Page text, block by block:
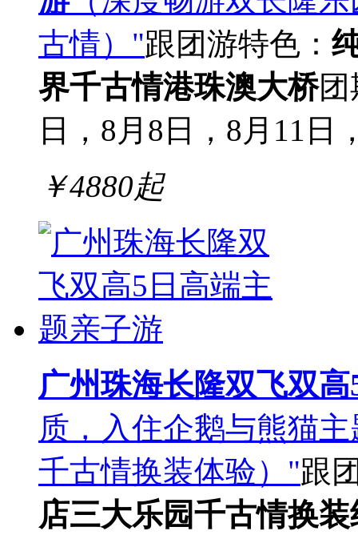
古情）"跟团游特色：
界千古情港珠澳大桥团
日，8月8日，8月11日
￥4880起
广州珠海长隆双飞双
质，入住企鹅与熊猫
千古情换装体验）"跟
店三大乐园千古情换装